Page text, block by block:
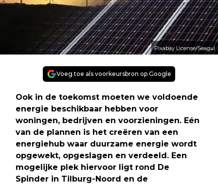
Pixabay License/Seagul
Voeg toe als voorkeursbron op Google
Ook in de toekomst moeten we voldoende
energie beschikbaar hebben voor
woningen, bedrijven en voorzieningen. Eén
van de plannen is het creëren van een
energiehub waar duurzame energie wordt
opgewekt, opgeslagen en verdeeld. Een
mogelijke plek hiervoor ligt rond De
Spinder in Tilburg-Noord en de